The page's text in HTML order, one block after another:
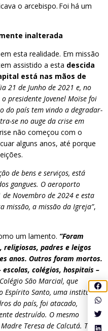
o arcebispo. Foi há um
inalterada
esta realidade. Em missão
assistido a esta descida
está nas mãos de
21 de Junho de 2021 e, no
presidente Jovenel Moïse foi
do país tem vindo a degradar-
se no auge da crise em
não começou com o
alguns anos, até porque
de bens e serviços, está
gangues. O aeroporto
Novembro de 2024 e esta
missão, a missão da Igreja”,
um lamento. “Foram
padres e leigos
anos. Outros foram mortos.
colégios, hospitais –
São Marcial, que
Espírito Santo, uma instituição
do país, foi atacado,
destruído. O mesmo
Teresa de Calcutá. Todos